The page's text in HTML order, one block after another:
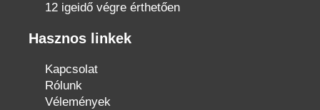
12 igeidő végre érthetően
Hasznos linkek
Kapcsolat
Rólunk
Vélemények